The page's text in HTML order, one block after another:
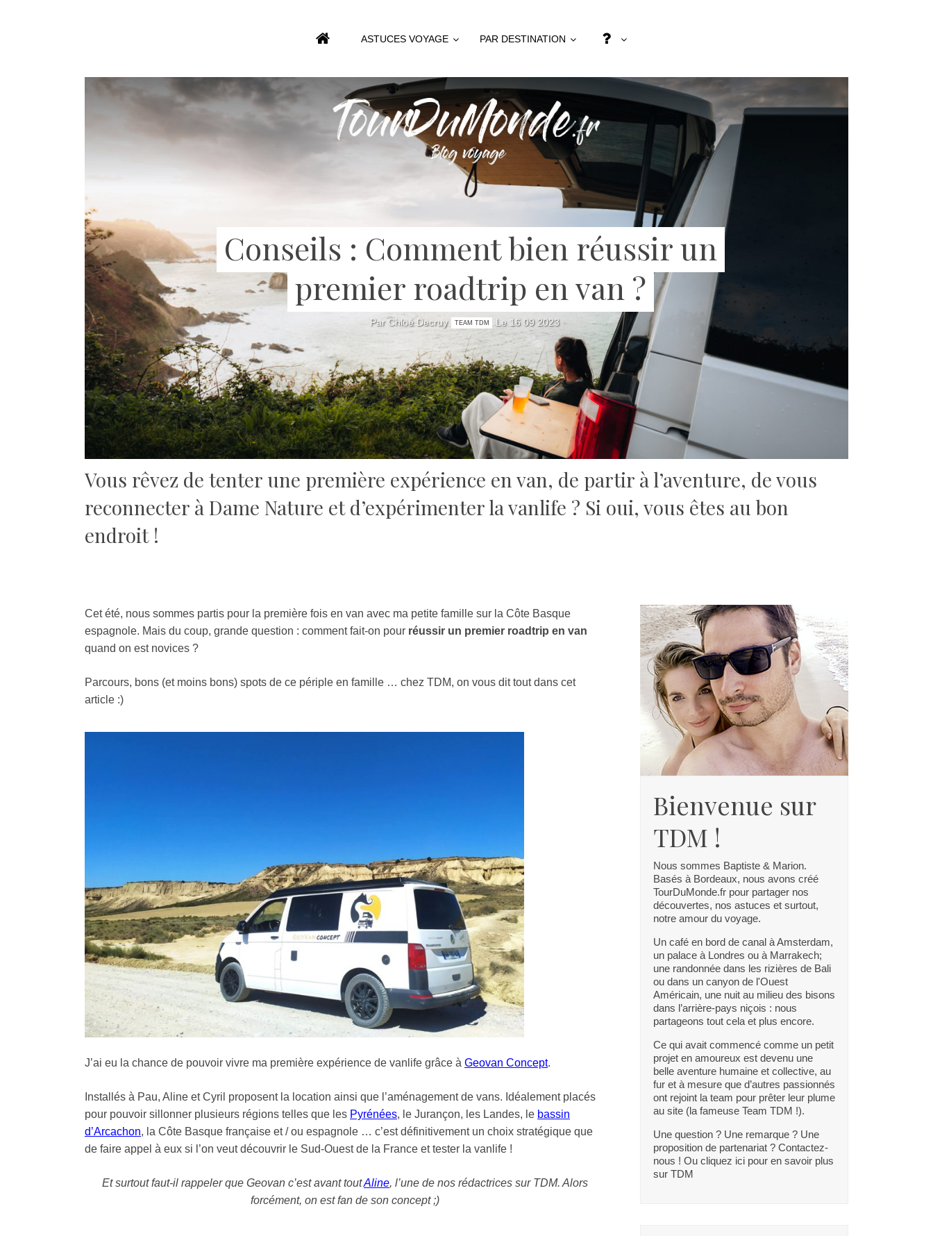
ASTUCES VOYAGE PAR DESTINATION
Conseils : Comment bien réussir un
premier roadtrip en van ?
Par Chloé Decruy TEAM TDM Le 16 09 2023
Vous rêvez de tenter une première expérience en van, de partir à l’aventure, de vous
reconnecter à Dame Nature et d’expérimenter la vanlife ? Si oui, vous êtes au bon
endroit !
Cet été, nous sommes partis pour la première fois en van avec ma petite famille sur la Côte Basque
espagnole. Mais du coup, grande question : comment fait-on pour réussir un premier roadtrip en van
quand on est novices ?
Parcours, bons (et moins bons) spots de ce périple en famille … chez TDM, on vous dit tout dans cet
article :)
J’ai eu la chance de pouvoir vivre ma première expérience de vanlife grâce à Geovan Concept.
Installés à Pau, Aline et Cyril proposent la location ainsi que l’aménagement de vans. Idéalement placés
pour pouvoir sillonner plusieurs régions telles que les Pyrénées, le Jurançon, les Landes, le bassin
d’Arcachon, la Côte Basque française et / ou espagnole … c’est définitivement un choix stratégique que
de faire appel à eux si l’on veut découvrir le Sud-Ouest de la France et tester la vanlife !
Et surtout faut-il rappeler que Geovan c’est avant toutAline, l’une de nos rédactrices sur TDM. Alors
forcément, on est fan de son concept ;)
Bienvenue sur
TDM !
Nous sommes Baptiste & Marion.
Basés à Bordeaux, nous avons créé
TourDuMonde.fr pour partager nos
découvertes, nos astuces et surtout,
notre amour du voyage.
Un café en bord de canal à Amsterdam,
un palace à Londres ou à Marrakech;
une randonnée dans les rizières de Bali
ou dans un canyon de l'Ouest
Américain, une nuit au milieu des bisons
dans l’arrière-pays niçois : nous
partageons tout cela et plus encore.
Ce qui avait commencé comme un petit
projet en amoureux est devenu une
belle aventure humaine et collective, au
fur et à mesure que d’autres passionnés
ont rejoint la team pour prêter leur plume
au site (la fameuse Team TDM !).
Une question ? Une remarque ? Une
proposition de partenariat ? Contactez-
nous ! Ou cliquez ici pour en savoir plus
sur TDM